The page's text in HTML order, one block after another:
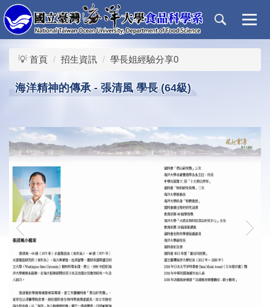
跳
到
主
要
💡 首頁 招生資訊 學長姐經驗分享0
海洋精神的傳承 - 張清風 學長 (64級)
‹